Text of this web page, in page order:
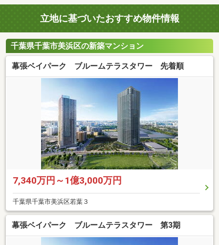
立地に基づいたおすすめ物件情報
千葉県千葉市美浜区の新築マンション
幕張ベイパーク ブルームテラスタワー 先着順
7,340万円～1億3,000万円
千葉県千葉市美浜区若葉３
幕張ベイパーク ブルームテラスタワー 第3期